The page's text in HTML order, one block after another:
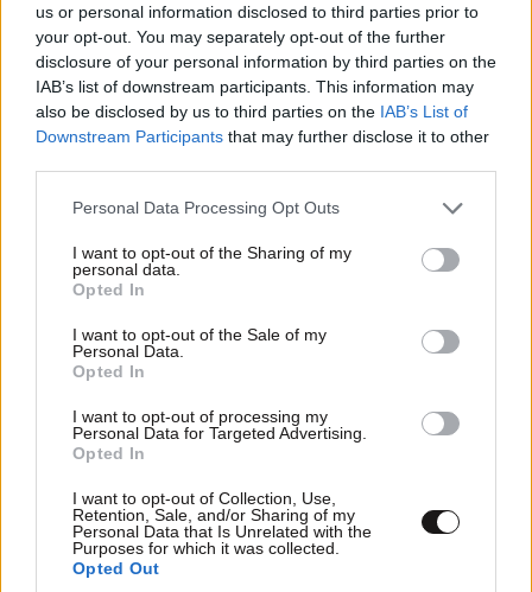
us or personal information disclosed to third parties prior to
your opt-out. You may separately opt-out of the further
disclosure of your personal information by third parties on the
IAB’s list of downstream participants. This information may
also be disclosed by us to third parties on the IAB’s List of
Downstream Participants that may further disclose it to other
Please note that this website/app uses one or more Google
not limited to your visit or usage behaviour. You may click to
grant or deny consent to Google and its third-party tags to
use your data for below specified purposes in below Google
consent section.
Personal Data Processing Opt Outs
I want to opt-out of the Sharing of my
personal data.
Opted In
I want to opt-out of the Sale of my
Personal Data.
Opted In
I want to opt-out of processing my
Personal Data for Targeted Advertising.
Opted In
I want to opt-out of Collection, Use,
Retention, Sale, and/or Sharing of my
Personal Data that Is Unrelated with the
Purposes for which it was collected.
Opted Out
dk. 02·10·2018 16:52
Είναι fake new, τέτοιο άγαλμα δεν υπάρχει στην
Απαντήστε
TRENDING